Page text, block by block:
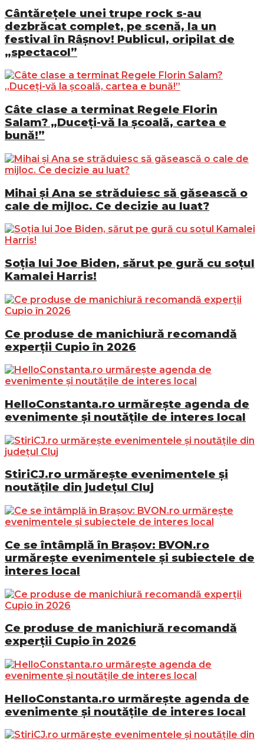
Cântărețele unei trupe rock s-au
dezbrăcat complet, pe scenă, la un
festival în Râșnov! Publicul, oripilat de
„spectacol”
Câte clase a terminat Regele Florin
Salam? „Duceți-vă la școală, cartea e
bună!”
Mihai și Ana se străduiesc să găsească o
cale de mijloc. Ce decizie au luat?
Soția lui Joe Biden, sărut pe gură cu soțul
Kamalei Harris!
Ce produse de manichiură recomandă
experții Cupio în 2026
HelloConstanta.ro urmărește agenda de
evenimente și noutățile de interes local
StiriCJ.ro urmărește evenimentele și
noutățile din județul Cluj
Ce se întâmplă în Brașov: BVON.ro
urmărește evenimentele și subiectele de
interes local
Ce produse de manichiură recomandă
experții Cupio în 2026
HelloConstanta.ro urmărește agenda de
evenimente și noutățile de interes local